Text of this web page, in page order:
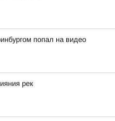
попал на видео
рек